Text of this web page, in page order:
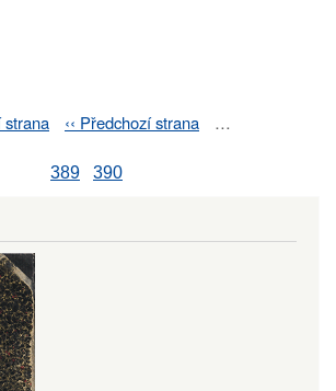
strana
Previous
‹‹ Předchozí strana …
389 390